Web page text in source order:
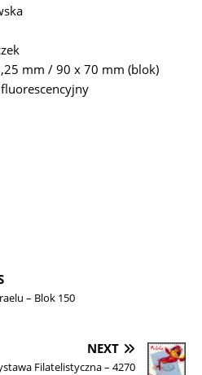
mm / 90 x 70 mm (blok)
fluorescencyjny
– Blok 150
NEXT
Filatelistyczna – 4270